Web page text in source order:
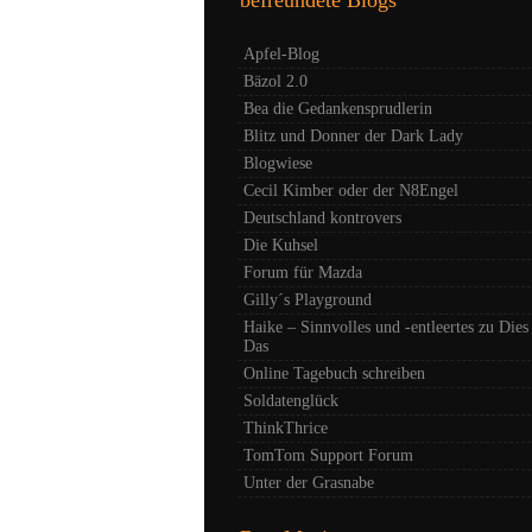
Apfel-Blog
Bäzol 2.0
Bea die Gedankensprudlerin
Blitz und Donner der Dark Lady
Blogwiese
Cecil Kimber oder der N8Engel
Deutschland kontrovers
Die Kuhsel
Forum für Mazda
Gilly´s Playground
Haike – Sinnvolles und -entleertes zu Dies
Das
Online Tagebuch schreiben
Soldatenglück
ThinkThrice
TomTom Support Forum
Unter der Grasnabe